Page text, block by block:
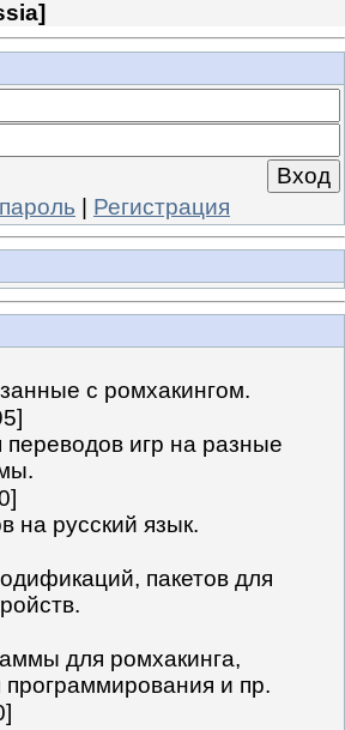
]
| Регистрация
с ромхакингом.
переводов игр на разные
на русский язык.
пакетов для
для ромхакинга,
и пр.